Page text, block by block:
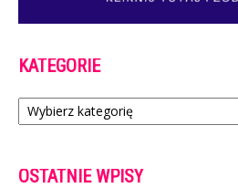
KATEGORIE
Kategorie
OSTATNIE WPISY